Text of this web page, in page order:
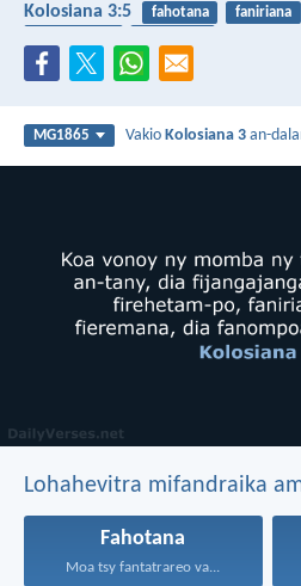
Kolosiana 3:5 fahotana faniriana
MG1865 VakioKolosiana 3 an-
Lohahevitra mifandraika
Fahotana
Moa tsy fantatrareo va...